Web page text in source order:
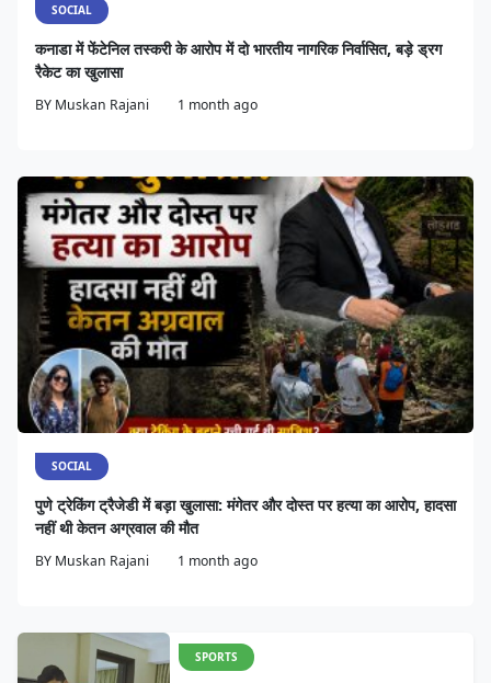
SOCIAL
कनाडा में फेंटेनिल तस्करी के आरोप में दो भारतीय नागरिक निर्वासित, बड़े ड्रग
रैकेट का खुलासा
BY Muskan Rajani 1 month ago
SOCIAL
पुणे ट्रेकिंग ट्रैजेडी में बड़ा खुलासा: मंगेतर और दोस्त पर हत्या का आरोप, हादसा
नहीं थी केतन अग्रवाल की मौत
BY Muskan Rajani 1 month ago
SPORTS